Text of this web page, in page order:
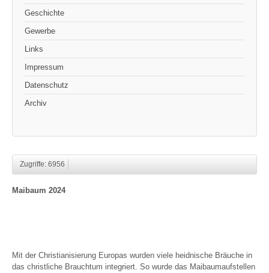
Geschichte
Gewerbe
Links
Impressum
Datenschutz
Archiv
Zugriffe: 6956
Maibaum 2024
Mit der Christianisierung Europas wurden viele heidnische Bräuche in
das christliche Brauchtum integriert. So wurde das Maibaumaufstellen